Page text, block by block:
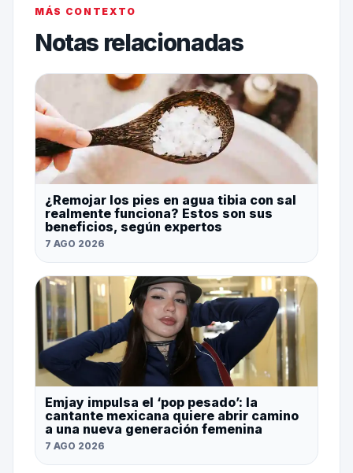
MÁS CONTEXTO
Notas relacionadas
¿Remojar los pies en agua tibia con sal
realmente funciona? Estos son sus
beneficios, según expertos
7 AGO 2026
Emjay impulsa el ‘pop pesado’: la
cantante mexicana quiere abrir camino
a una nueva generación femenina
7 AGO 2026